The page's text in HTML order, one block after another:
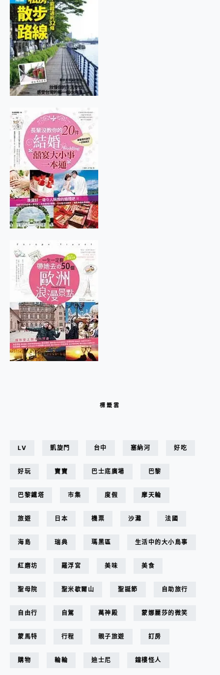
標籤雲
LV 凱旋門 台中 塞納河 好吃
好玩 寶寶 巴士底廣場 巴黎
巴黎鐵塔 市集 度假 摩天輪
旅遊 日本 機票 沙灘 法國
海島 瑞典 瑪黑區 生活中的大小鳥事
紅磨坊 羅浮宮 美味 美食
聖母院 聖米歇爾山 聖誕節 自助旅行
自由行 自駕 萬神殿 蒙娜麗莎的微笑
蒙馬特 行程 親子旅遊 訂房
購物 輪輪 迪士尼 鐘樓怪人